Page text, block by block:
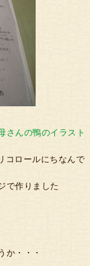
さんの鴨のイラスト
コロールにちなんで
で作りました
か・・・